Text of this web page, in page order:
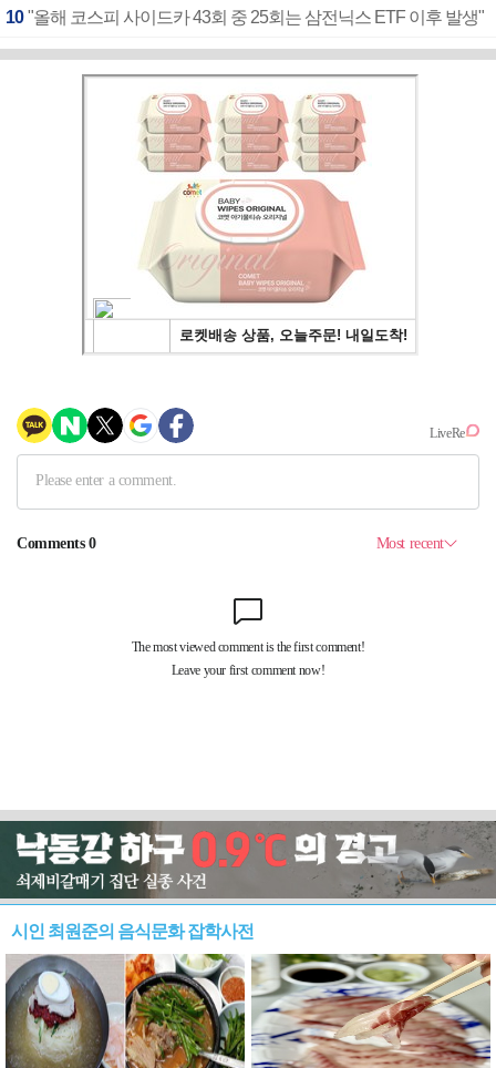
10 "올해 코스피 사이드카 43회 중 25회는 삼전닉스 ETF 이후 발생"
시인 최원준의 음식문화 잡학사전